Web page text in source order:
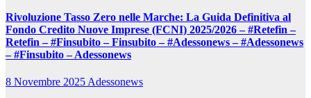
Rivoluzione Tasso Zero nelle Marche: La Guida Definitiva al
Fondo Credito Nuove Imprese (FCNI) 2025/2026 – #Retefin –
Retefin – #Finsubito – Finsubito – #Adessonews – #Adessonews
– #Finsubito – Adessonews
8 Novembre 2025 Adessonews